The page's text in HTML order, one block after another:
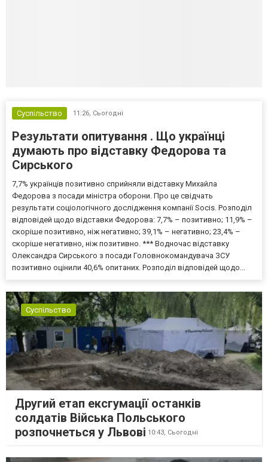
Суспільство 11:26, Сьогодні
Результати опитування . Що українці
думають про відставку Федорова та
Сирського
7,7% українців позитивно сприйняли відставку Михайла
Федорова з посади міністра оборони. Про це свідчать
результати соціологічного дослідження компанії Socis. Розподіл
відповідей щодо відставки Федорова: 7,7% – позитивно; 11,9% –
скоріше позитивно, ніж негативно; 39,1% – негативно; 23,4% –
скоріше негативно, ніж позитивно. *** Водночас відставку
Олександра Сирського з посади Головнокомандувача ЗСУ
позитивно оцінили 40,6% опитаних. Розподіл відповідей щодо...
Суспільство
Другий етап ексгумації останків
солдатів Війська Польського
розпочнеться у Львові 10:43, Сьогодні